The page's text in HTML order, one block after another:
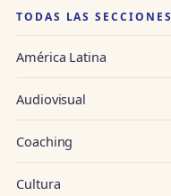
TODAS LAS SECCIONES
América Latina
Audiovisual
Coaching
Cultura